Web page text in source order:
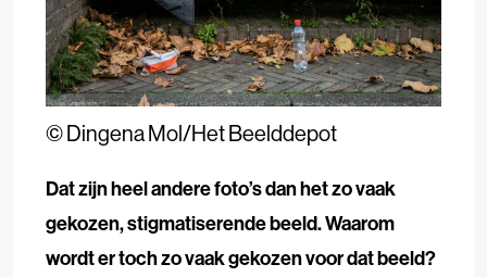
©Dingena Mol/Het Beelddepot
Dat zijn heel andere foto’s danhet zo vaak
gekozen, stigmatiserende beeld. Waarom
wordt er toch zo vaak gekozen voor dat beeld?